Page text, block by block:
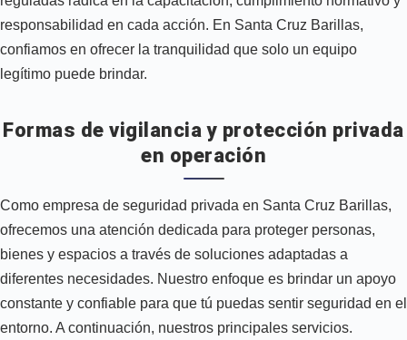
responsabilidad en cada acción. En Santa Cruz Barillas,
confiamos en ofrecer la tranquilidad que solo un equipo
legítimo puede brindar.
Formas de vigilancia y protección privada
en operación
Como empresa de seguridad privada en Santa Cruz Barillas,
ofrecemos una atención dedicada para proteger personas,
bienes y espacios a través de soluciones adaptadas a
diferentes necesidades. Nuestro enfoque es brindar un apoyo
constante y confiable para que tú puedas sentir seguridad en el
entorno. A continuación, nuestros principales servicios.